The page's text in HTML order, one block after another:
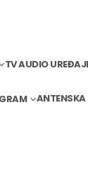
TV AUDIO UREĐAJI
ANTENSKA